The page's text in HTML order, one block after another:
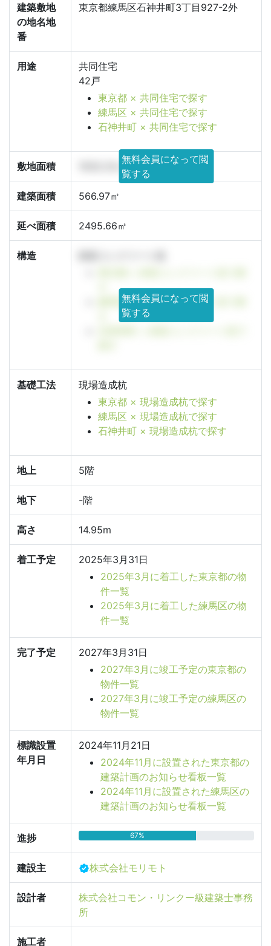
建築敷地
の地名地
番
東京都練馬区石神井町3丁目927-2外
用途
共同住宅
42戸
東京都 × 共同住宅で探す
練馬区 × 共同住宅で探す
石神井町 × 共同住宅で探す
敷地面積 1032.23㎡
無料会員になって閲
覧する
建築面積
566.97㎡
延べ面積 2495.66㎡
構造
練馬区 × 鉄筋コンクリート造で探
無料会員になって閲
覧する
基礎工法
現場造成杭
東京都 × 現場造成杭で探す
練馬区 × 現場造成杭で探す
石神井町 × 現場造成杭で探す
地上 5階
地下 -階
高さ 14.95m
着工予定
2025年3月31日
2025年3月に着工した東京都の物
件一覧
2025年3月に着工した練馬区の物
件一覧
完了予定
2027年3月31日
2027年3月に竣工予定の東京都の
物件一覧
2027年3月に竣工予定の練馬区の
物件一覧
標識設置
年月日
2024年11月21日
2024年11月に設置された東京都の
建築計画のお知らせ看板一覧
2024年11月に設置された練馬区の
建築計画のお知らせ看板一覧
進捗 67%
建設主 株式会社モリモト
設計者
株式会社コモン・リンクー級建築士事務
所
施工者